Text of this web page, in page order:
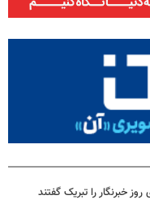
خبرنگار را تبریک گفتند